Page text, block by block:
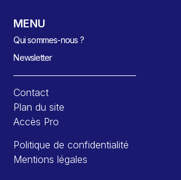
MENU
Qui sommes-nous ?
Newsletter
Contact
Plan du site
Accès Pro
Politique de confidentialité
Mentions légales